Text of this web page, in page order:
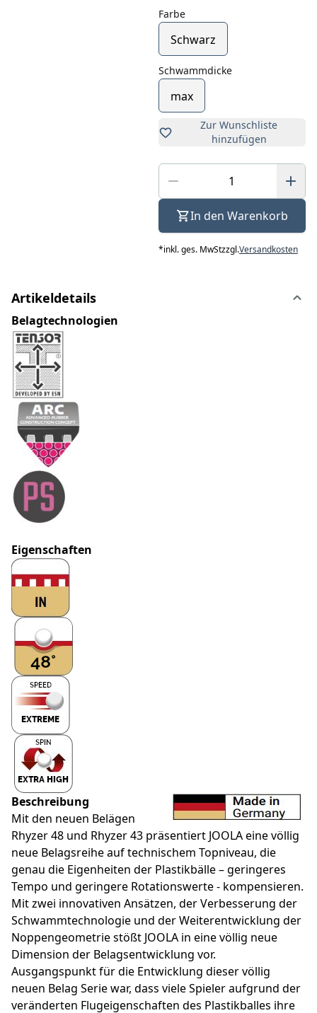
Farbe
Schwarz
Schwammdicke
max
Zur Wunschliste
hinzufügen
In den Warenkorb
*inkl. ges. MwStzzgl.Versandkosten
Artikeldetails
Belagtechnologien
Eigenschaften
Beschreibung
Mit den neuen Belägen
Rhyzer 48 und Rhyzer 43 präsentiert JOOLA eine völlig
neue Belagsreihe auf technischem Topniveau, die
genau die Eigenheiten der Plastikbälle – geringeres
Tempo und geringere Rotationswerte - kompensieren.
Mit zwei innovativen Ansätzen, der Verbesserung der
Schwammtechnologie und der Weiterentwicklung der
Noppengeometrie stößt JOOLA in eine völlig neue
Dimension der Belagsentwicklung vor.
Ausgangspunkt für die Entwicklung dieser völlig
neuen Belag Serie war, dass viele Spieler aufgrund der
veränderten Flugeigenschaften des Plastikballes ihre